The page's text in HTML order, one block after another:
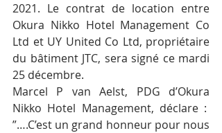
2021. Le contrat de location entre
Okura Nikko Hotel Management Co
Ltd et UY United Co Ltd, propriétaire
du bâtiment JTC, sera signé ce mardi
25 décembre.
Marcel P van Aelst, PDG d’Okura
Nikko Hotel Management, déclare :
”….C’est un grand honneur pour nous